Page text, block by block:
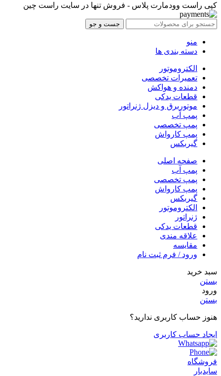
کپی راست وودمارت پلاس - فروش تنها در سایت راست چین
جست و جو
منو
دسته بندی ها
الکتروموتور
تعمیرات تخصصی
دمنده و هواکش
قطعات یدکی
موتوربرق و دیزل ژنراتور
پمپ آب
پمپ تخصصی
پمپ کارواش
گیربکس
صفحه اصلی
پمپ آب
پمپ تخصصی
پمپ کارواش
گیربکس
الکتروموتور
ژنراتور
قطعات یدکی
علاقه مندی
مقایسه
ورود / فرم ثبت نام
سبد خرید
بستن
ورود
بستن
هنوز حساب کاربری ندارید؟
ایجاد حساب کاربری
فروشگاه
سایدبار